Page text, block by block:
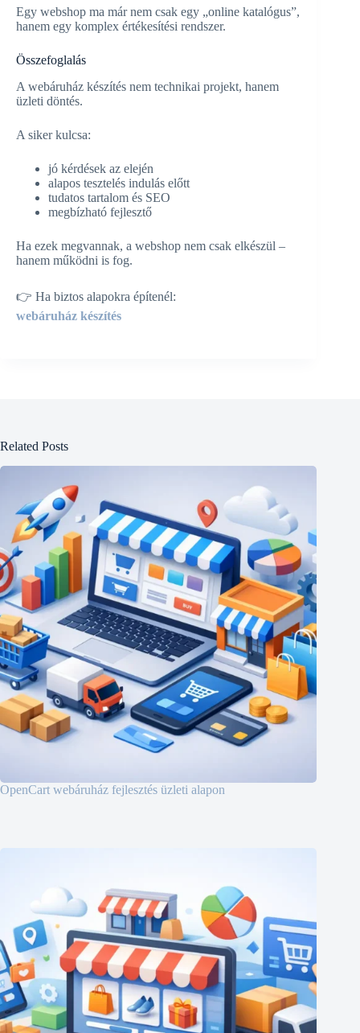
Egy webshop ma már nem csak egy „online katalógus”,
hanem egy komplex értékesítési rendszer.
Összefoglalás
A webáruház készítés nem technikai projekt, hanem
üzleti döntés.
A siker kulcsa:
jó kérdések az elején
alapos tesztelés indulás előtt
tudatos tartalom és SEO
megbízható fejlesztő
Ha ezek megvannak, a webshop nem csak elkészül –
hanem működni is fog.
👉 Ha biztos alapokra építenél:
webáruház készítés
Related Posts
OpenCart webáruház fejlesztés üzleti alapon